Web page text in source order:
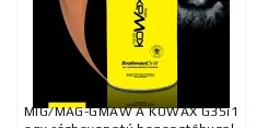
MIG/MAG-GMAW A KOWAX G3Si1